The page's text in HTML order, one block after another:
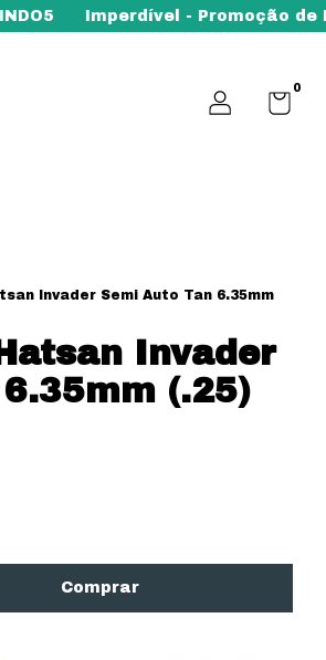
Imperdível - Promoção de Rifle
0
Invader Semi Auto Tan 6.35mm
Invader
(.25)